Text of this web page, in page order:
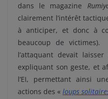
dans le magazine
clairement l’intérêt
à anticiper, et donc à
beaucoup de
l’attaquant devait
expliquant son geste, et
l’EI, permettant ainsi
actions des « loups